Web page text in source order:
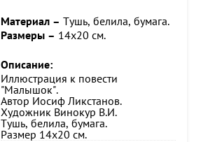
Материал – Тушь, белила, бумага.
Размеры – 14х20 см.
Описание:
Иллюстрация к повести
"Малышок".
Автор Иосиф Ликстанов.
Художник Винокур В.И.
Тушь, белила, бумага.
Размер 14х20 см.